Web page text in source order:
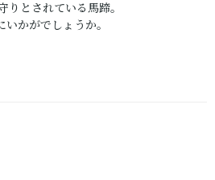
とされている馬蹄。
かがでしょうか。